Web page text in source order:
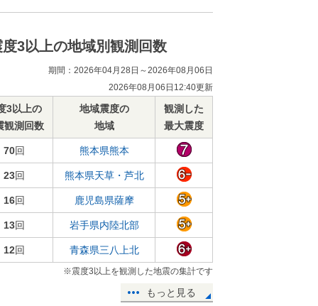
度3以上の地域別観測回数
期間：2026年04月28日～2026年08月06日
2026年08月06日12:40更新
3以上の
観測回数
地域震度の
地域
観測した
最大震度
70回 熊本県熊本
23回 熊本県天草・芦北
16回 鹿児島県薩摩
13回 岩手県内陸北部
12回 青森県三八上北
※震度3以上を観測した地震の集計です
もっと見る